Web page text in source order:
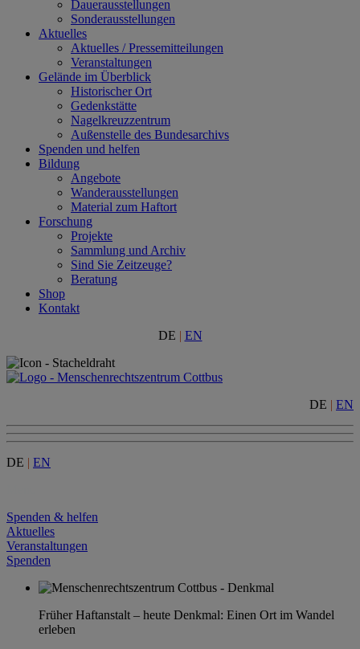
Dauerausstellungen
Sonderausstellungen
Aktuelles
Aktuelles / Pressemitteilungen
Veranstaltungen
Gelände im Überblick
Historischer Ort
Gedenkstätte
Nagelkreuzzentrum
Außenstelle des Bundesarchivs
Spenden und helfen
Bildung
Angebote
Wanderausstellungen
Material zum Haftort
Forschung
Projekte
Sammlung und Archiv
Sind Sie Zeitzeuge?
Beratung
Shop
Kontakt
DE | EN
DE | EN
DE | EN
Spenden & helfen
Aktuelles
Veranstaltungen
Spenden
Früher Haftanstalt – heute Denkmal: Einen Ort im Wandel
erleben